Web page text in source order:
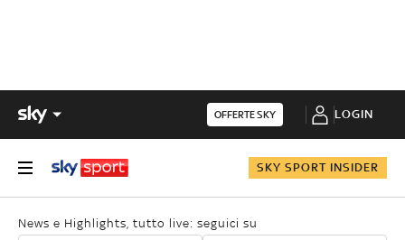
OFFERTE SKY LOGIN
SKY SPORT INSIDER
News e Highlights, tutto live: seguici su